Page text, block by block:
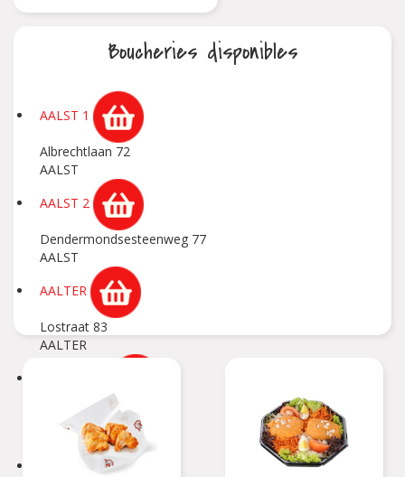
Boucheries disponibles
AALST 1
Albrechtlaan 72
AALST
AALST 2
Dendermondsesteenweg 77
AALST
AALTER
Lostraat 83
AALTER
Herseltsesteenweg 82
AARSCHOT
AFFLIGEM